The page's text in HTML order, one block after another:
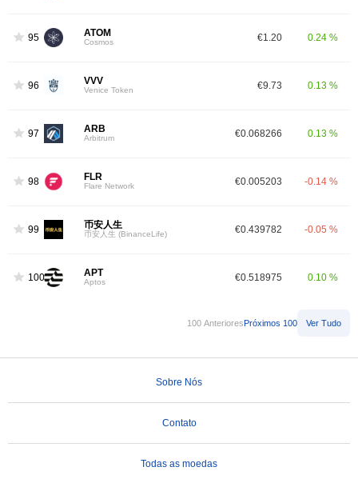
95 ATOM
Cosmos €1.20 0.24 %
96 VVV
Venice Token €9.73 0.13 %
97 ARB
Arbitrum €0.068266 0.13 %
98 FLR
Flare Network €0.005203 -0.14 %
99 币安人生
币安人生 (BinanceLife) €0.439782 -0.05 %
100 APT
Aptos €0.518975 0.10 %
100 AnterioresPróximos 100 Ver Tudo
Sobre Nós
Contato
Todas as moedas